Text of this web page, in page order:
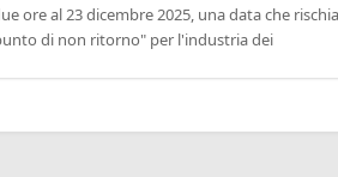
ore al 23 dicembre 2025, una data che rischia
di non ritorno" per l'industria dei